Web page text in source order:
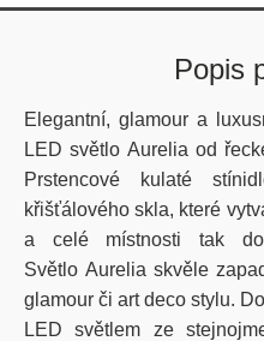
Popis
Elegantní, glamour a
LED světlo Aurelia od
Prstencové kulaté
křišťálového skla, které
a celé místnosti tak
Světlo Aurelia skvěle
glamour či art deco stylu.
LED světlem ze